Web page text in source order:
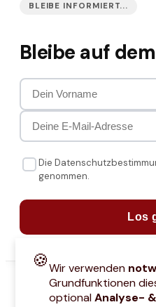
BLEIBE INFORMIERT...
Bleibe auf
Die
genommen.
Los
🍪Wir verwenden
Grundfunktionen
optionalAnalyse-